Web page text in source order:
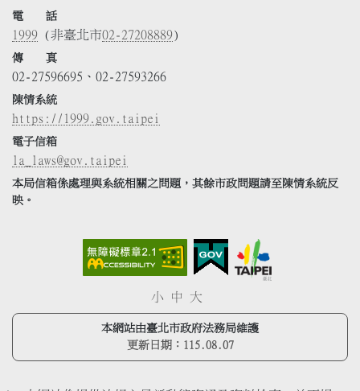
電 話
1999 (非臺北市02-27208889)
傳 真
02-27596695、02-27593266
陳情系統
https://1999.gov.taipei
電子信箱
la_laws@gov.taipei
本局信箱係處理與系統相關之問題，其餘市政問題請至陳情系統反
映。
小 中 大
本網站由臺北市政府法務局維護
更新日期： 115.08.07